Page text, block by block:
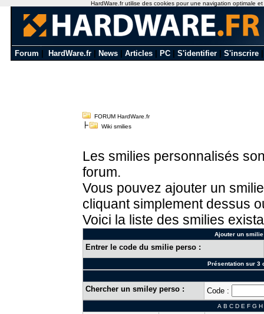
Forum HardWare.fr News Articles PC S'identifier S'inscrire
FORUM HardWare.fr
Wiki smilies
Les smilies personnalisés
forum.
Vous pouvez ajouter un
cliquant simplement dessus
Voici la liste des smilies
Ajouter un
Entrer le code du smilie perso :
Présentation sur 3
Chercher un smiley perso : Code :
A B C D E F G H
HardWare.fr utilise des cookies pour une navigation optimale